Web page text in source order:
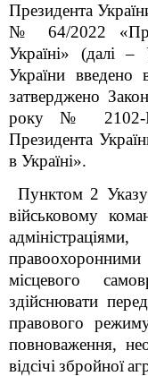
Президента
№ 64/2022
Україні» (далі
України
затверджено
року № 2102-
Президента
в Україні».
Пунктом 2
військовому
місцевого
здійснювати
правового
повноваження,
відсічі збройної